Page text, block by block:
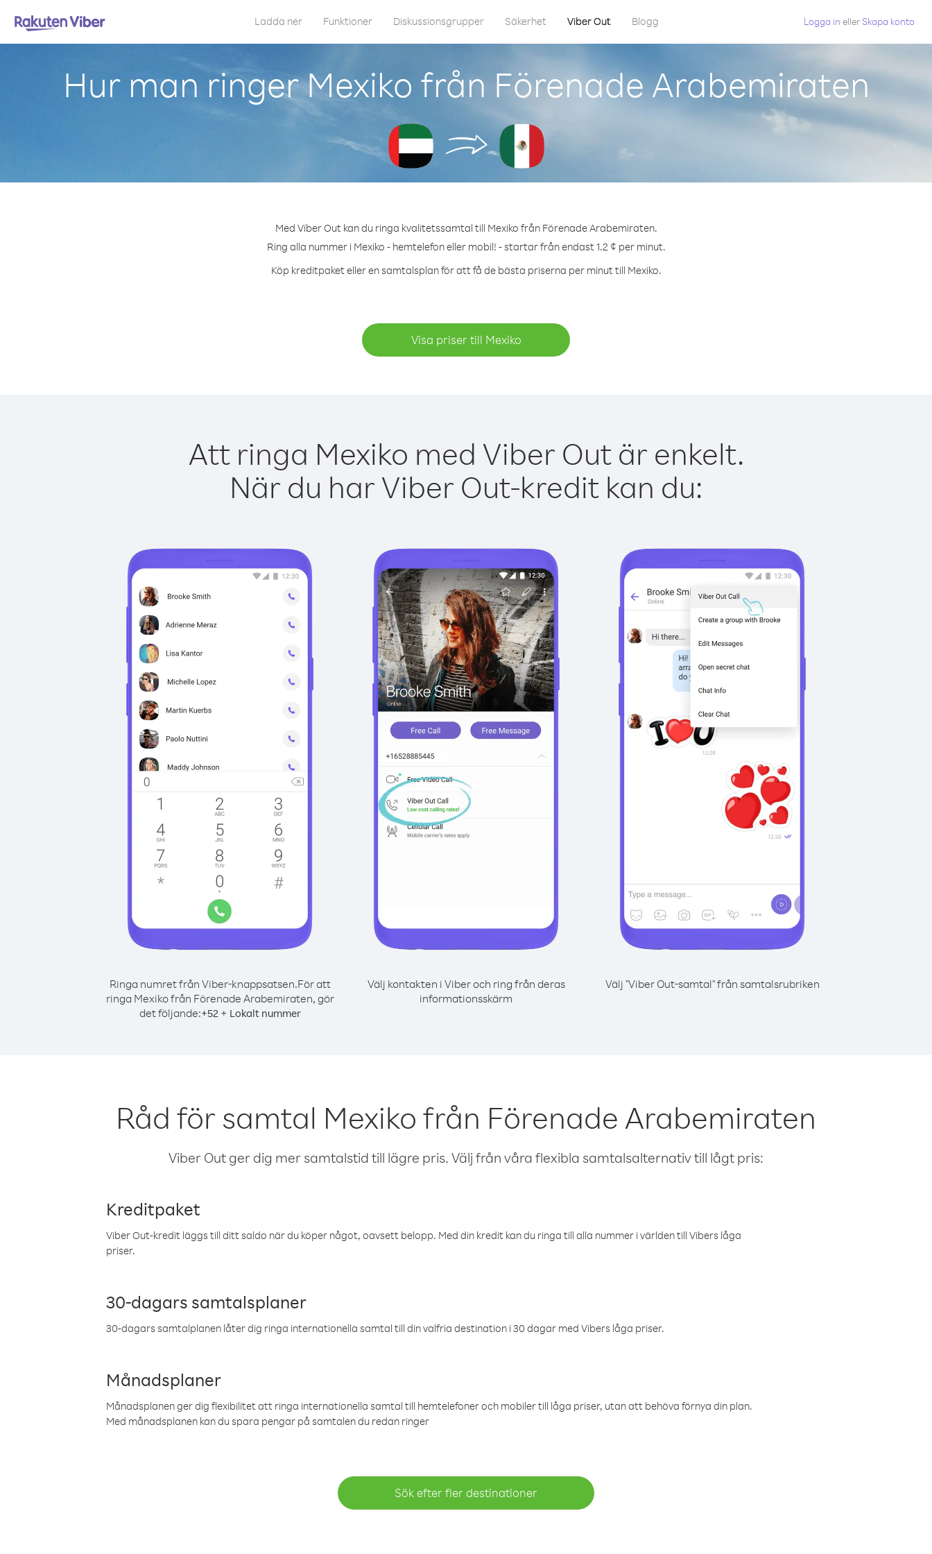
Ladda ner Funktioner Diskussionsgrupper Säkerhet Viber Out Blogg Logga in eller Skapa konto
Hur man ringer Mexiko från Förenade Arabemiraten
Med Viber Out kan du ringa kvalitetssamtal till Mexiko från Förenade Arabemiraten.
Ring alla nummer i Mexiko - hemtelefon eller mobil! - startar från endast 1.2 ¢ per minut.
Köp kreditpaket eller en samtalsplan för att få de bästa priserna per minut till Mexiko.
Visa priser till Mexiko
Att ringa Mexiko med Viber Out är enkelt.
När du har Viber Out-kredit kan du:
Ringa numret från Viber-knappsatsen.För att
ringa Mexiko från Förenade Arabemiraten, gör
det följande:+52+ Lokalt nummer
Välj kontakten i Viber och ring från deras
informationsskärm
Välj "Viber Out-samtal" från samtalsrubriken
Råd för samtal Mexiko från Förenade Arabemiraten
Viber Out ger dig mer samtalstid till lägre pris. Välj från våra flexibla samtalsalternativ till lågt pris:
Kreditpaket
Viber Out-kredit läggs till ditt saldo när du köper något, oavsett belopp. Med din kredit kan du ringa till alla nummer i världen till Vibers låga
priser.
30-dagars samtalsplaner
30-dagars samtalplanen låter dig ringa internationella samtal till din valfria destination i 30 dagar med Vibers låga priser.
Månadsplaner
Månadsplanen ger dig flexibilitet att ringa internationella samtal till hemtelefoner och mobiler till låga priser, utan att behöva förnya din plan.
Med månadsplanen kan du spara pengar på samtalen du redan ringer
Sök efter fler destinationer